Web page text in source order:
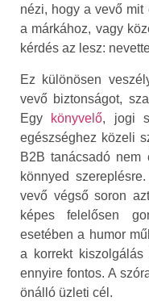
nézi, hogy a vevő mit
a márkához, vagy
kérdés az lesz:
Ez különösen
vevő biztonságot,
Egy könyvelő, jogi
egészséghez közeli
B2B tanácsadó nem
könnyed
vevő végső soron
képes felelősen
esetében a humor
a korrekt
ennyire fontos. A
önálló üzleti cél.